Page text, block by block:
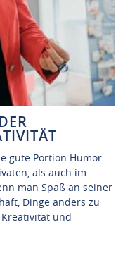
gute Portion Humor
als auch im
man Spaß an seiner
Dinge anders zu
und